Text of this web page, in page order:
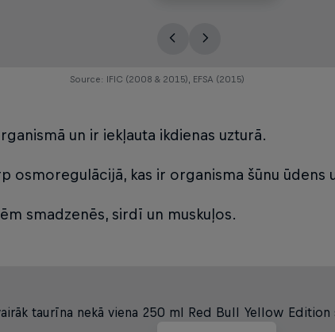
Source: IFIC (2008 & 2015), EFSA (2015)
un ir iekļauta ikdienas uzturā.
osmoregulācijā, kas ir organisma šūnu
smadzenēs, sirdī un muskuļos.
taurīna nekā viena 250 ml Red Bull Yellow Edition